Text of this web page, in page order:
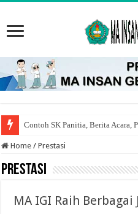
Contoh SK Panitia, Berita Acara,
Home / Prestasi
Prestasi
MA IGI Raih Berbagai